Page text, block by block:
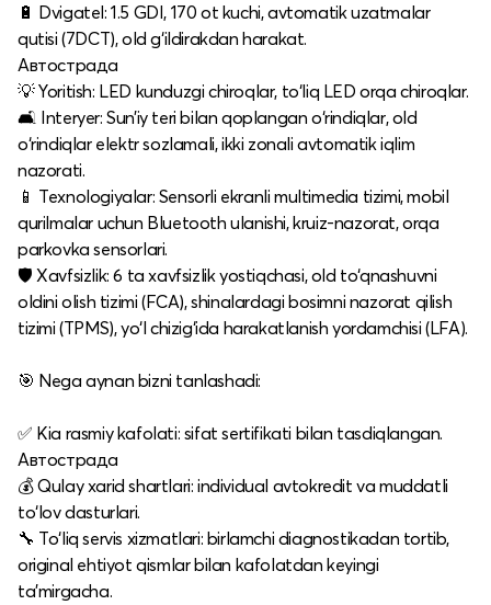
🔋 Dvigatel: 1.5 GDI, 170 ot kuchi, avtomatik uzatmalar
qutisi (7DCT), old g‘ildirakdan harakat.​
Автострада
💡 Yoritish: LED kunduzgi chiroqlar, to‘liq LED orqa chiroqlar.​
🛋️ Interyer: Sun’iy teri bilan qoplangan o‘rindiqlar, old
o‘rindiqlar elektr sozlamali, ikki zonali avtomatik iqlim
nazorati.​
📱 Texnologiyalar: Sensorli ekranli multimedia tizimi, mobil
qurilmalar uchun Bluetooth ulanishi, kruiz-nazorat, orqa
parkovka sensorlari.​
🛡️ Xavfsizlik: 6 ta xavfsizlik yostiqchasi, old to‘qnashuvni
oldini olish tizimi (FCA), shinalardagi bosimni nazorat qilish
tizimi (TPMS), yo‘l chizig‘ida harakatlanish yordamchisi (LFA).​
🎯 Nega aynan bizni tanlashadi:
✅ Kia rasmiy kafolati: sifat sertifikati bilan tasdiqlangan.​
Автострада
💰 Qulay xarid shartlari: individual avtokredit va muddatli
to‘lov dasturlari.​
🔧 To‘liq servis xizmatlari: birlamchi diagnostikadan tortib,
original ehtiyot qismlar bilan kafolatdan keyingi
ta’mirgacha.​